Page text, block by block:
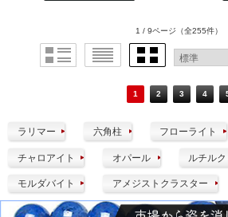
1 / 9ページ （全255件）
1 2 3 4
ラリマー 六角柱 フローライト
チャロアイト オパール ルチル
モルダバイト アメジストクラスター